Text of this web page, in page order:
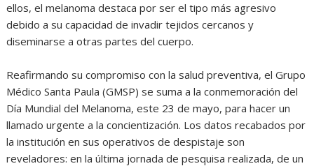
ellos, el melanoma destaca por ser el tipo más agresivo
debido a su capacidad de invadir tejidos cercanos y
diseminarse a otras partes del cuerpo.
Reafirmando su compromiso con la salud preventiva, el Grupo
Médico Santa Paula (GMSP) se suma a la conmemoración del
Día Mundial del Melanoma, este 23 de mayo, para hacer un
llamado urgente a la concientización. Los datos recabados por
la institución en sus operativos de despistaje son
reveladores: en la última jornada de pesquisa realizada, de un